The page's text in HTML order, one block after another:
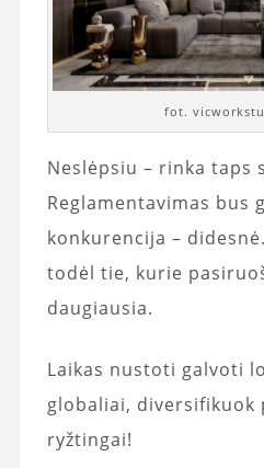
fot.
Neslėpsiu – rinka taps
Reglamentavimas bus
konkurencija –
todėl tie, kurie
daugiausia.
Laikas nustoti galvoti
globaliai, diversifikuok
ryžtingai!